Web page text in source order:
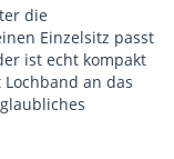
die
Einzelsitz passt
ist echt kompakt
an das